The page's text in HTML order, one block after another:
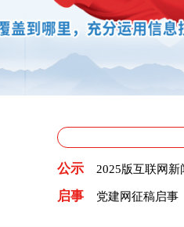
公示
关于版权和用稿
2025版互联网
关于版权和用稿
启事
《党建》杂志征
党建网征稿启事
《党建》杂志征